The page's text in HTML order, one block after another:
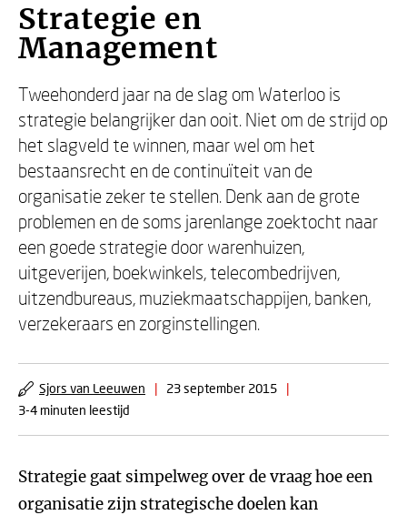
Strategie en
Management
Tweehonderd jaar na de slag om Waterloo is
strategie belangrijker dan ooit. Niet om de strijd op
het slagveld te winnen, maar wel om het
bestaansrecht en de continuïteit van de
organisatie zeker te stellen. Denk aan de grote
problemen en de soms jarenlange zoektocht naar
een goede strategie door warenhuizen,
uitgeverijen, boekwinkels, telecombedrijven,
uitzendbureaus, muziekmaatschappijen, banken,
verzekeraars en zorginstellingen.
Sjors van Leeuwen | 23 september 2015
|
3-4 minuten leestijd
Strategie gaat simpelweg over de vraag hoe een
organisatie zijn strategische doelen kan